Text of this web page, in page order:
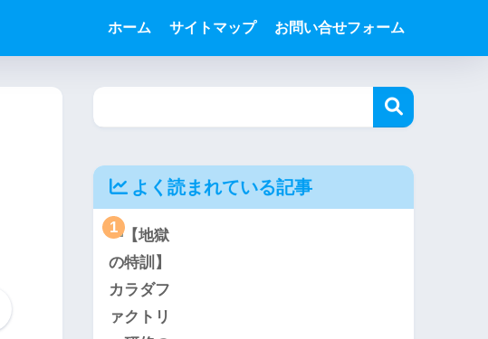
ホーム サイトマップ お問い合せフォーム
よく読まれている記事
1